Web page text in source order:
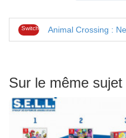
Switch Animal Crossing :
Sur le même sujet